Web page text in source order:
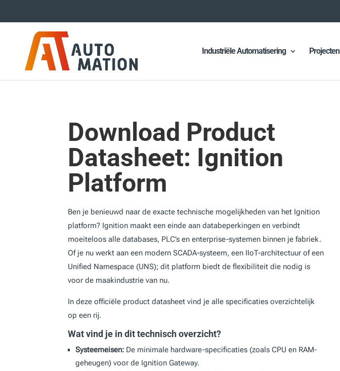
Industriële Automatisering Projecten
Download Product
Datasheet: Ignition
Platform
Ben je benieuwd naar de exacte technische mogelijkheden van het Ignition
platform? Ignition maakt een einde aan databeperkingen en verbindt
moeiteloos alle databases, PLC’s en enterprise-systemen binnen je fabriek.
Of je nu werkt aan een modern SCADA-systeem, een IIoT-architectuur of een
Unified Namespace (UNS); dit platform biedt de flexibiliteit die nodig is
voor de maakindustrie van nu.
In deze officiële product datasheet vind je alle specificaties overzichtelijk
op een rij.
Wat vind je in dit technisch overzicht?
Systeemeisen: De minimale hardware-specificaties (zoals CPU en RAM-
geheugen) voor de Ignition Gateway.